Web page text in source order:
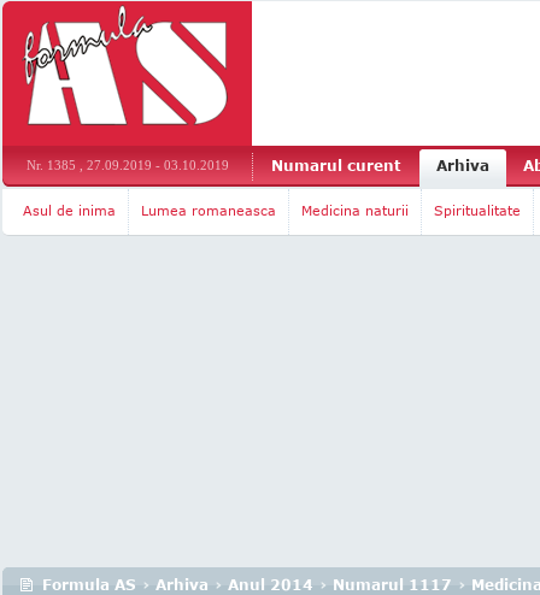
Nr. 1385 , 27.09.2019 - 03.10.2019 Numarul curent Arhiva
Asul de inima Lumea romaneasca Medicina naturii Spiritualitate
Formula AS › Arhiva › Anul 2014 › Numarul 1117 ›